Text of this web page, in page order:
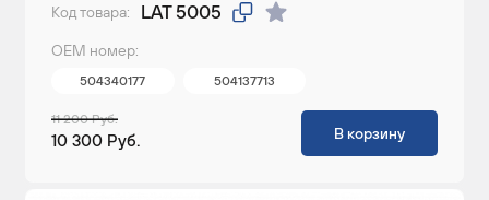
Код товара: LAT 5005
ОЕМ номер:
504340177 504137713
11 200 Руб.
10 300 Руб. В корзину